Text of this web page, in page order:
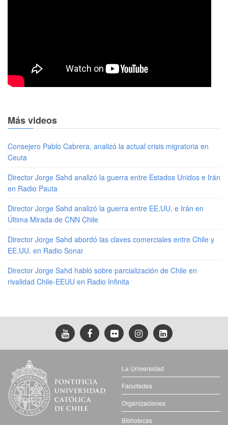
Más videos
Consejero Pablo Cabrera, analizó la actual crisis migratoria en
Ceuta
Director Jorge Sahd analizó la guerra entre Estados Unidos e Irán
en Radio Pauta
Director Jorge Sahd analizó la guerra entre EE.UU. e Irán en
Última Mirada de CNN Chile
Director Jorge Sahd abordó las claves comerciales entre Chile y
EE.UU. en Radio Sonar
Director Jorge Sahd habló sobre parcialización de Chile en
rivalidad Chile-EEUU en Radio Infinita
La Universidad
Facultades
Organizaciones
Bibliotecas